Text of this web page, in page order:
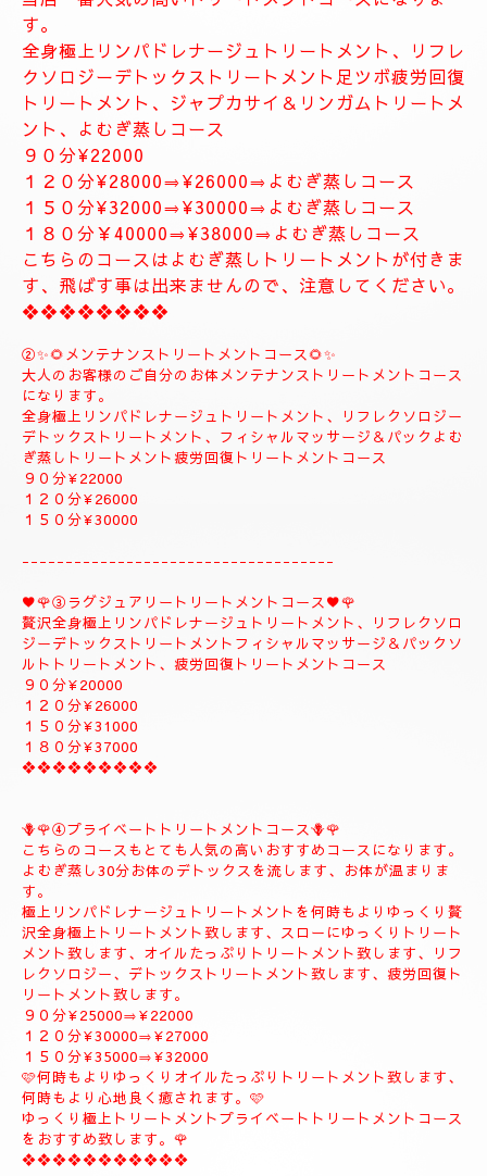
お体が軽くなり、とても癒されます。
精神的にお疲れの方におすすめ致します。
１２０分⇒¥30000⇒¥27000
１５０分⇒¥35000⇒¥33000
❖❖❖❖❖❖❖
❖❖❖❖❖❖❖❖❖❖❖❖
✨８月のおすすめコース✨
🌺🌻①ジャプカサイ＆リンガムトリートメントコース
🌻🌺
当店一番人気の高いトリートメントコースになりま
す。
全身極上リンパドレナージュトリートメント、リフレ
クソロジーデトックストリートメント足ツボ疲労回復
トリートメント、ジャプカサイ＆リンガムトリートメ
ント、よむぎ蒸しコース
９０分¥22000
１２０分¥28000⇒¥26000⇒よむぎ蒸しコース
１５０分¥32000⇒¥30000⇒よむぎ蒸しコース
１８０分￥40000⇒¥38000⇒よむぎ蒸しコース
❖❖❖❖❖❖❖❖
②✨🌻メンテナンストリートメントコース🌻✨
大人のお客様のご自分のお体メンテナンストリートメントコース
になります。
全身極上リンパドレナージュトリートメント、リフレクソロジー
デトックストリートメント、フィシャルマッサージ＆パックよむ
ぎ蒸しトリートメント疲労回復トリートメントコース
９０分¥22000
------------------------------------
♥️🌹③ラグジュアリートリートメントコース♥️🌹
贅沢全身極上リンパドレナージュトリートメント、リフレクソロ
ジーデトックストリートメントフィシャルマッサージ＆パックソ
ルトトリートメント、疲労回復トリートメントコース
９０分¥20000
１２０分¥26000
１５０分¥31000
１８０分¥37000
❖❖❖❖❖❖❖❖❖
🪻🌹④プライベートトリートメントコース🪻🌹
こちらのコースもとても人気の高いおすすめコースになります。
よむぎ蒸し30分お体のデトックスを流します、お体が温まりま